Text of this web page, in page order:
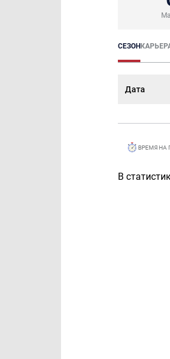
СЕЗОН
Дата
ВРЕМЯ НА
В